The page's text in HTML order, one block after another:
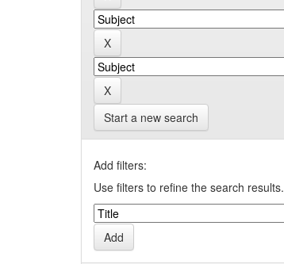
Start a new search
Add filters:
Use filters to refine the search results.